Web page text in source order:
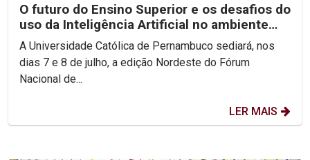
O futuro do Ensino Superior e os desafios do
uso da Inteligência Artificial no ambiente
acadêmico...
A Universidade Católica de Pernambuco sediará, nos
dias 7 e 8 de julho, a edição Nordeste do Fórum
Nacional de...
LER MAIS